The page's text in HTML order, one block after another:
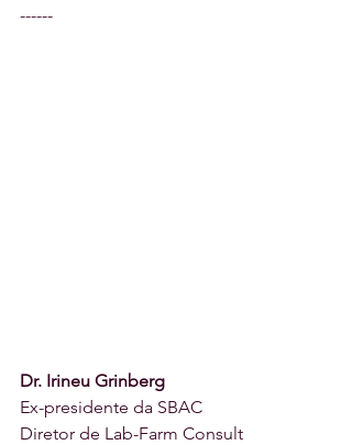
------
Dr. Irineu Grinberg
Ex-presidente da SBAC
Diretor de Lab-Farm Consult